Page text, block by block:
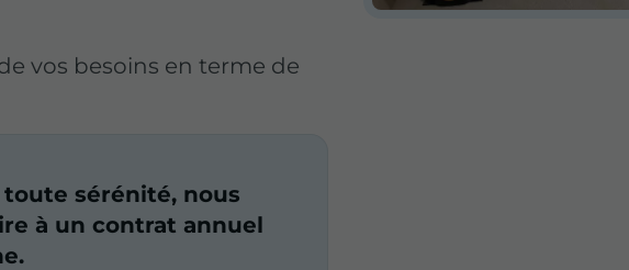
vos besoins en terme de
sérénité, nous
à un contrat annuel